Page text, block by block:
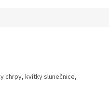
chrpy, kvítky slunečnice,